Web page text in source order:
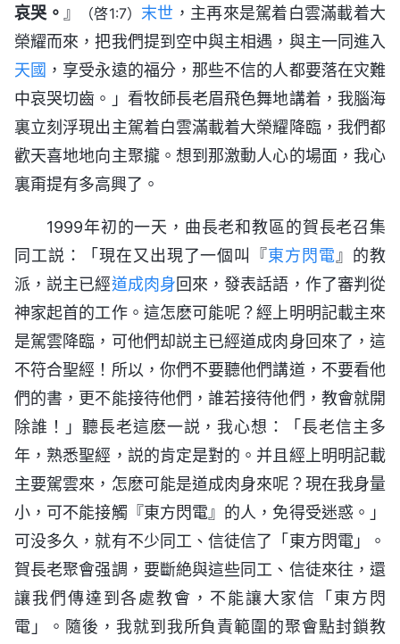
哀哭。 』 （啓1:7） 末世 ，主再來是駕着白雲滿載着大
榮耀而來，把我們提到空中與主相遇，與主一同進入
天國 ，享受永遠的福分，那些不信的人都要落在灾難
中哀哭切齒。」看牧師長老眉飛色舞地講着，我腦海
裏立刻浮現出主駕着白雲滿載着大榮耀降臨，我們都
歡天喜地地向主聚攏。想到那激動人心的場面，我心
裏甭提有多高興了。
1999年初的一天，曲長老和教區的賀長老召集
同工説：「現在又出現了一個叫『東方閃電 』的教
派，説主已經道成肉身回來，發表話語，作了審判從
神家起首的工作。這怎麽可能呢？經上明明記載主來
是駕雲降臨，可他們却説主已經道成肉身回來了，這
不符合聖經！所以，你們不要聽他們講道，不要看他
們的書，更不能接待他們，誰若接待他們，教會就開
除誰！」聽長老這麽一説，我心想：「長老信主多
年，熟悉聖經，説的肯定是對的。并且經上明明記載
主要駕雲來，怎麽可能是道成肉身來呢？現在我身量
小，可不能接觸『東方閃電』的人，免得受迷惑。」
可没多久，就有不少同工、信徒信了「東方閃電」。
賀長老聚會强調，要斷絶與這些同工、信徒來往，還
讓我們傳達到各處教會，不能讓大家信「東方閃
電」。隨後，我就到我所負責範圍的聚會點封鎖教